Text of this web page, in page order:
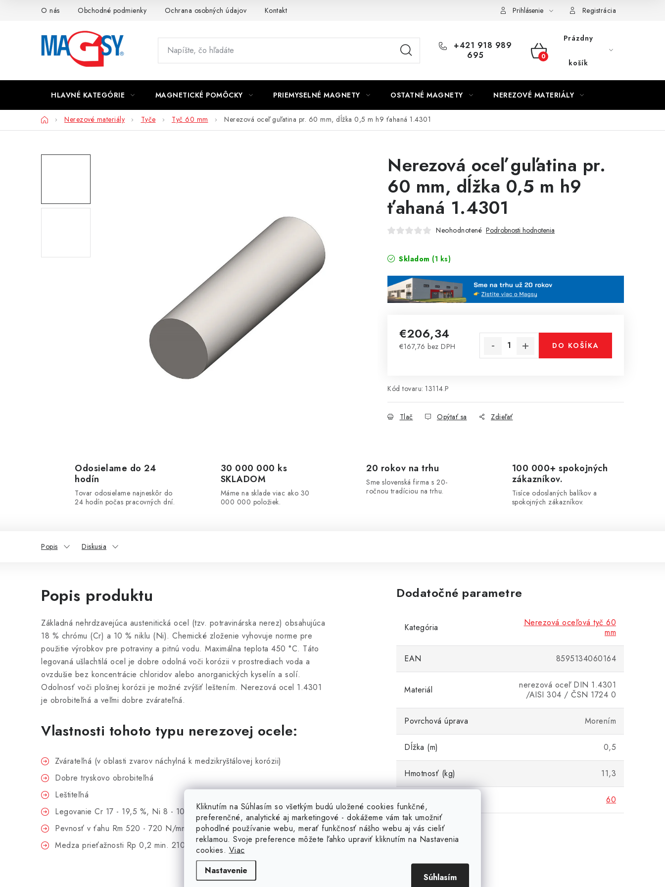
Kliknutím na Súhlasím so všetkým budú uložené cookies funkčné,
preferenčné, analytické aj marketingové - dokážeme vám tak umožniť
pohodlné používanie webu, merať funkčnosť nášho webu aj vás cieliť
reklamou. Svoje preference môžete ľahko upraviť kliknutím na Nastavenia
cookies. Viac
Nastavenie
Súhlasím
O nás Obchodné podmienky Ochrana osobných údajov Kontakt Prihlásenie Registrácia
+421 918 989
695
NÁKUPNÝ
Prázdny
košík
HLAVNÉ KATEGÓRIE MAGNETICKÉ POMÔCKY PRIEMYSELNÉ MAGNETY OSTATNÉ MAGNETY NEREZOVÉ MATERIÁLY
DomovNerezové materiály Tyče Tyč 60 mm Nerezová oceľ guľatina pr. 60 mm, dĺžka 0,5 m h9 ťahaná 1.4301
Nerezová oceľ guľatina pr.
60 mm, dĺžka 0,5 m h9
ťahaná 1.4301
Neohodnotené Podrobnosti hodnotenia
Skladom (1 ks)
€206,34
€167,76 bez DPH DO KOŠÍKA
Kód tovaru: 13114.P
Tlač Opýtať sa Zdieľať
Odosielame do 24
hodín
Tovar odosielame najneskôr do
24 hodín počas pracovných dní.
30 000 000 ks
SKLADOM
Máme na sklade viac ako 30
000 000 položiek.
20 rokov na trhu
Sme slovenská firma s 20-
ročnou tradíciou na trhu.
100 000+ spokojných
zákazníkov.
Tisíce odoslaných balíkov a
spokojných zákazníkov.
Popis Diskusia
Popis produktu
Základná nehrdzavejúca austenitická ocel (tzv. potravinárska nerez) obsahujúca
18 % chrómu (Cr) a 10 % niklu (Ni). Chemické zloženie vyhovuje norme pre
použitie výrobkov pre potraviny a pitnú vodu. Maximálna teplota 450 °C. Táto
legovaná ušlachtilá ocel je dobre odolná voči korózii v prostrediach voda a
ovzdušie bez koncentrácie chloridov alebo anorganických kyselín a solí.
Odolnosť voči plošnej korózii je možné zvýšiť leštením. Nerezová ocel 1.4301
je obrobiteľná a veľmi dobre zvárateľná.
Vlastnosti tohoto typu nerezovej ocele:
Zvárateľná (v oblasti zvarov náchylná k medzikryštálovej korózii)
Dobre tryskovo obrobiteľná
Leštiteľná
Legovanie Cr 17 - 19,5 %, Ni 8 - 10,5 %, C < 0,07 %
Pevnosť v ťahu Rm 520 - 720 N/mm
Medza prieťažnosti Rp 0,2 min. 210 N/mm2
Dodatočné parametre
Kategória
Nerezová oceľová tyč 60
mm
EAN 8595134060164
Materiál
nerezová oceľ DIN 1.4301
/AISI 304 / ČSN 1724 0
Povrchová úprava Morením
Dĺžka (m) 0,5
Hmotnosť (kg) 11,3
60